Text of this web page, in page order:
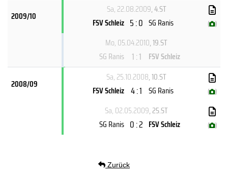
2009/10
Sa, 22.08.2009, 4.ST
FSV Schleiz 5 : 0 SG Ranis ( )
Mo, 05.04.2010, 19.ST
SG Ranis
1 : 1 FSV Schleiz
2008/09
Sa, 25.10.2008, 10.ST
FSV Schleiz 4 : 1 SG Ranis ( )
Sa, 02.05.2009, 25.ST
SG Ranis 0 : 2 FSV Schleiz ( )
Zurück